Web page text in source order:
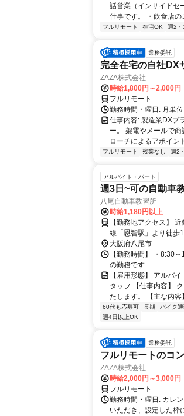
話営業（インサイドセ
仕事です。 ・飲食店
フルリモート 在宅OK 週2・
業務委託
完全在宅の自社DX
ZAZA株式会社
時給1,800円～2,000円
フルリモート
勤務時間・曜日: 月単
仕事内容: 製造業DXプ
ー。 架電やメールで
ローチによるアポイン
フルリモート 残業なし 週2
アルバイト・パート
週3日~可の自動車
八尾自動車教習所
時給1,180円以上
【勤務地アクセス】
大阪府八尾市
【勤務時間】 ・8:30
の勤務です
【雇用形態】 アルバ
タッフ 【仕事内容】
たします。 【主な内容
60代も応募可 長期 バイク
週4日以上OK
業務委託
フルリモートのコ
ZAZA株式会社
時給2,000円～3,000円
フルリモート
勤務時間・曜日: カレ
いただき、設定した枠